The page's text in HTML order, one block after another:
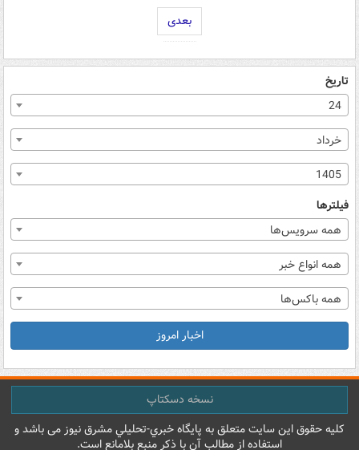
بعدی
تاریخ
24
خرداد
1405
فیلترها
همه سرویس‌ها
همه انواع خبر
همه باکس‌ها
اخبار امروز
نسخه دسکتاپ
کليه حقوق اين سايت متعلق به پایگاه خبري-تحليلي مشرق نيوز می باشد و
استفاده از مطالب آن با ذکر منبع بلامانع است.